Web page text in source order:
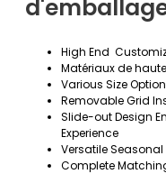
High End
Matériaux de
Various Size Option
Removable Grid
Slide-out Design
Experience
Versatile
Complete